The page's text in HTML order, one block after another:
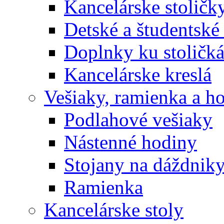
Kancelárske
Detské a
Doplnky ku
Kancelárske kreslá
Vešiaky, ramienka a
Podlahové vešiaky
Nástenné hodiny
Stojany na
Ramienka
Kancelárske stoly